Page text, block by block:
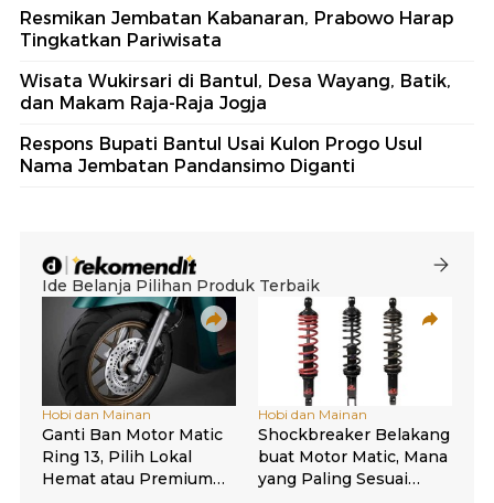
Resmikan Jembatan Kabanaran, Prabowo Harap
Tingkatkan Pariwisata
Wisata Wukirsari di Bantul, Desa Wayang, Batik,
dan Makam Raja-Raja Jogja
Respons Bupati Bantul Usai Kulon Progo Usul
Nama Jembatan Pandansimo Diganti